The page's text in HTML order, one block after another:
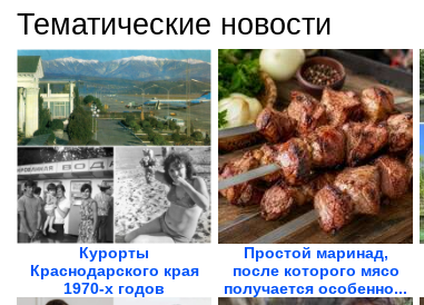
Тематические новости
Курорты
Краснодарского края
1970-х годов
Простой маринад,
после которого мясо
получается особенно...